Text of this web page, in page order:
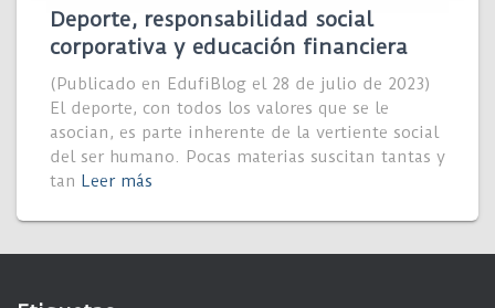
Deporte, responsabilidad social
corporativa y educación financiera
(Publicado en EdufiBlog el 28 de julio de 2023)
El deporte, con todos los valores que se le
asocian, es parte inherente de la vertiente social
del ser humano. Pocas materias suscitan tantas y
tan Leer más